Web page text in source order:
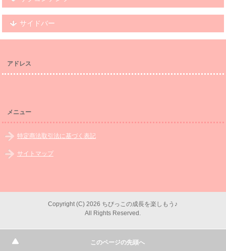
サイドバー
アドレス
メニュー
特定商法取引法に基づく表記
サイトマップ
Copyright (C) 2026 ちびっこの成長を楽しもう♪
All Rights Reserved.
このページの先頭へ